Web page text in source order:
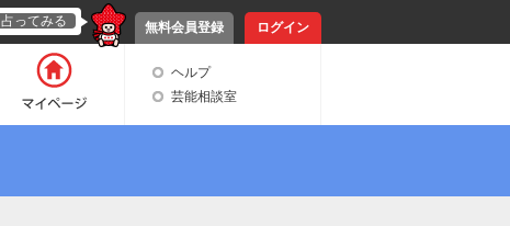
無料会員登録 ログイン
占ってみる
ヘルプ
芸能相談室